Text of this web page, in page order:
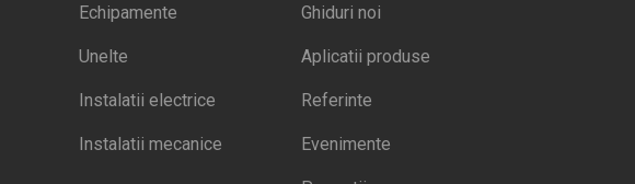
Echipamente
Unelte
Instalatii electrice
Instalatii mecanice
Ghiduri noi
Aplicatii produse
Referinte
Evenimente